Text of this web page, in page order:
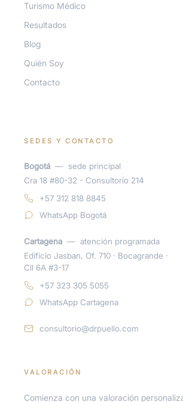
Turismo Médico
Resultados
Blog
Quién Soy
Contacto
SEDES Y CONTACTO
Bogotá — sede principal
Cra 18 #80-32 - Consultorio 214
+57 312 818 8845
WhatsApp Bogotá
Cartagena — atención programada
Edificio Jasban, Of. 710 · Bocagrande ·
Cll 6A #3-17
+57 323 305 5055
WhatsApp Cartagena
consultorio@drpuello.com
VALORACIÓN
Comienza con una valoración